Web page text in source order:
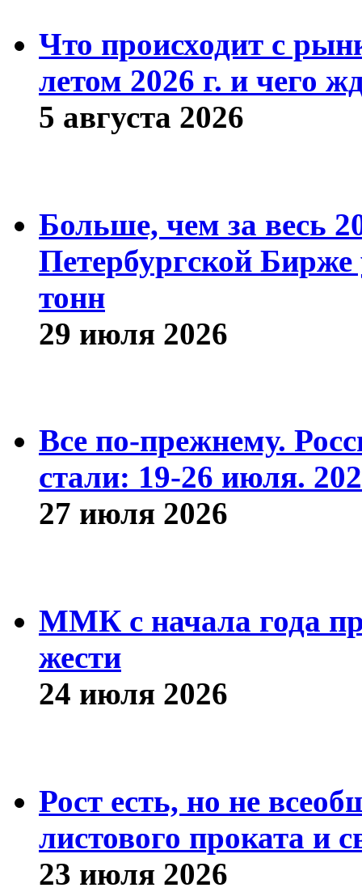
Что происходит с
летом 2026 г. и чего
5 августа 2026
Больше, чем за весь
Петербургской
тонн
29 июля 2026
Все по-прежнему.
стали: 19-26 июля.
27 июля 2026
ММК с начала года
жести
24 июля 2026
Рост есть, но не
листового проката и
23 июля 2026